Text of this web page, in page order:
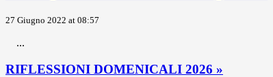
27 Giugno 2022 at 08:57
...
RIFLESSIONI DOMENICALI 2026 »